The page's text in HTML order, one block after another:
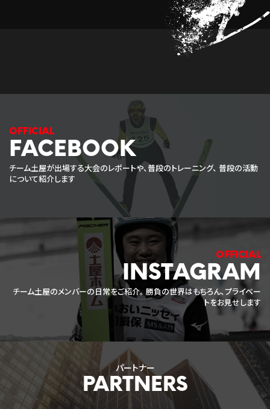
FACEBOOK
チーム土屋が出場する大会のレポートや、普段のトレーニング、 普段の活動
について紹介します
INSTAGRAM
チーム土屋のメンバーの日常をご紹介。 勝負の世界はもちろん、プライベー
トをお見せします
パートナー